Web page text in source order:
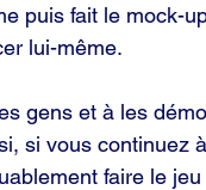
puis fait le mock-
lui-même.
gens et à les
si vous continuez
faire le